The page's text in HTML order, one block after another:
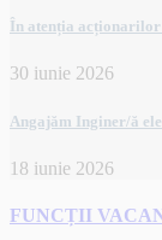
În atenția acționarilor
30 iunie 2026
Angajăm Inginer/ă
18 iunie 2026
FUNCȚII